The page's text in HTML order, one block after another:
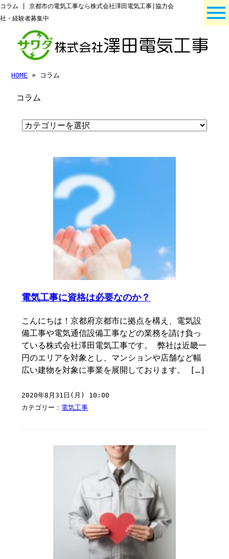
コラム | 京都市の電気工事なら株式会社澤田電気工事|協力会
社・経験者募集中
HOME » コラム
コラム
電気工事に資格は必要なのか？
こんにちは！京都府京都市に拠点を構え、電気設
備工事や電気通信設備工事などの業務を請け負っ
ている株式会社澤田電気工事です。 弊社は近畿一
円のエリアを対象とし、マンションや店舗など幅
広い建物を対象に事業を展開しております。 […]
2020年8月31日(月) 10:00
カテゴリー： 電気工事